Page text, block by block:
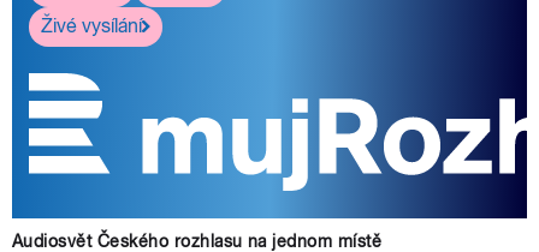
Živé vysílání
Audiosvět Českého rozhlasu na jednom místě